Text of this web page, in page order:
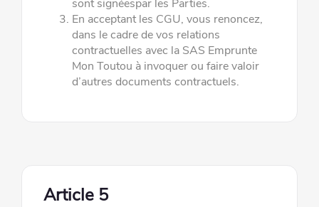
sont signéespar les Parties.
En acceptant les CGU, vous renoncez,
dans le cadre de vos relations
contractuelles avec la SAS Emprunte
Mon Toutou à invoquer ou faire valoir
d’autres documents contractuels.
Article 5